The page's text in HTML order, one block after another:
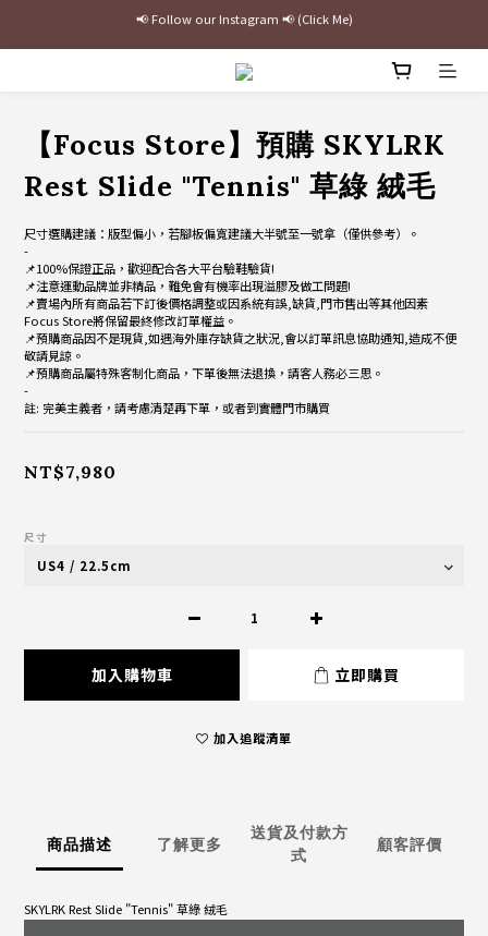
最新三方聯名倒鉤，火熱預購接單中🔥
【Focus Store】預購 SKYLRK
Rest Slide "Tennis" 草綠 絨毛
尺寸選購建議：版型偏小，若腳板偏寬建議大半號至一號拿（僅供參考）。
-
📌100%保證正品，歡迎配合各大平台驗鞋驗貨!
📌注意運動品牌並非精品，難免會有機率出現溢膠及做工問題!
📌賣場內所有商品若下訂後價格調整或因系統有誤,缺貨,門市售出等其他因素
Focus Store將保留最終修改訂單權益。
📌預購商品因不是現貨,如遇海外庫存缺貨之狀況,會以訂單訊息協助通知,造成不便
敬請見諒。
📌預購商品屬特殊客制化商品，下單後無法退換，請客人務必三思。
-
註: 完美主義者，請考慮清楚再下單，或者到實體門市購買
NT$7,980
尺寸
加入購物車 立即購買
加入追蹤清單
商品描述 了解更多
送貨及付款方
式
顧客評價
SKYLRK Rest Slide "Tennis" 草綠 絨毛